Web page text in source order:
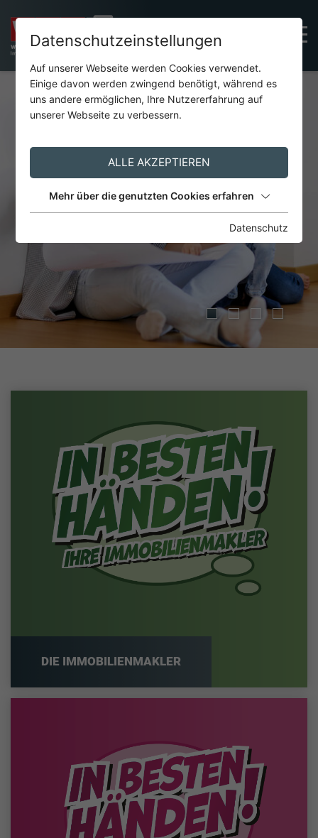
DIE IMMOBILIENMAKLER
Datenschutzeinstellungen
Auf unserer Webseite werden Cookies verwendet.
Einige davon werden zwingend benötigt, während es
uns andere ermöglichen, Ihre Nutzererfahrung auf
unserer Webseite zu verbessern.
ALLE AKZEPTIEREN
Mehr über die genutzten Cookies erfahren
Datenschutz